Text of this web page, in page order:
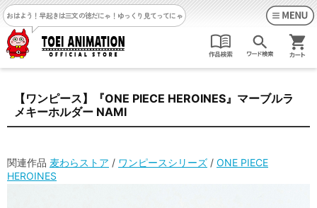
おはよう！早起きは三文の徳だにゃ！ ゆっくり見てってにゃ
【ワンピース】『ONE PIECE HEROINES』マーブルラ
メキーホルダー NAMI
関連作品 麦わらストア / ワンピースシリーズ / ONE PIECE
HEROINES